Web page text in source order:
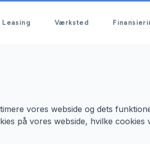
Leasing Værksted
vores webside og dets
på vores webside, hvilke cookies